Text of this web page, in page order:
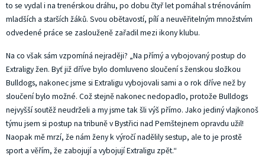
to se vydal i na trenérskou dráhu, po dobu čtyř let pomáhal s trénováním
mladších a starších žáků. Svou obětavostí, pílí a neuvěřitelným množstvím
odvedené práce se zaslouženě zařadil mezi ikony klubu.
Na co však sám vzpomíná nejraději? „Na přímý a vybojovaný postup do
Extraligy žen. Byť již dříve bylo domluveno sloučení s ženskou složkou
Bulldogs, nakonec jsme si Extraligu vybojovali sami a o rok dříve než by
sloučení bylo možné. Což stejně nakonec nedopadlo, protože Bulldogs
nejvyšší soutěž neudrželi a my jsme tak šli výš přímo. Jako jediný vlajkonoš
týmu jsem si postup na tribuně v Bystřici nad Pernštejnem opravdu užil!
Naopak mě mrzí, že nám ženy k výročí nadělily sestup, ale to je prostě
sport a věřím, že zabojují a vybojují Extraligu zpět.“